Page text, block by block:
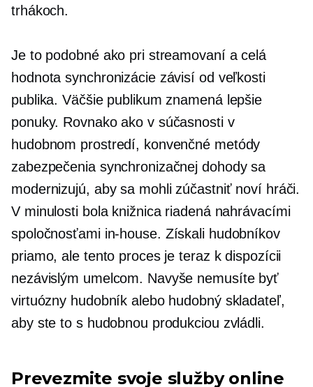
trhákoch.
Je to podobné ako pri streamovaní a celá
hodnota synchronizácie závisí od veľkosti
publika. Väčšie publikum znamená lepšie
ponuky. Rovnako ako v súčasnosti v
hudobnom prostredí, konvenčné metódy
zabezpečenia synchronizačnej dohody sa
modernizujú, aby sa mohli zúčastniť noví hráči.
V minulosti bola knižnica riadená nahrávacími
spoločnosťami in-house. Získali hudobníkov
priamo, ale tento proces je teraz k dispozícii
nezávislým umelcom. Navyše nemusíte byť
virtuózny hudobník alebo hudobný skladateľ,
aby ste to s hudobnou produkciou zvládli.
Prevezmite svoje služby online